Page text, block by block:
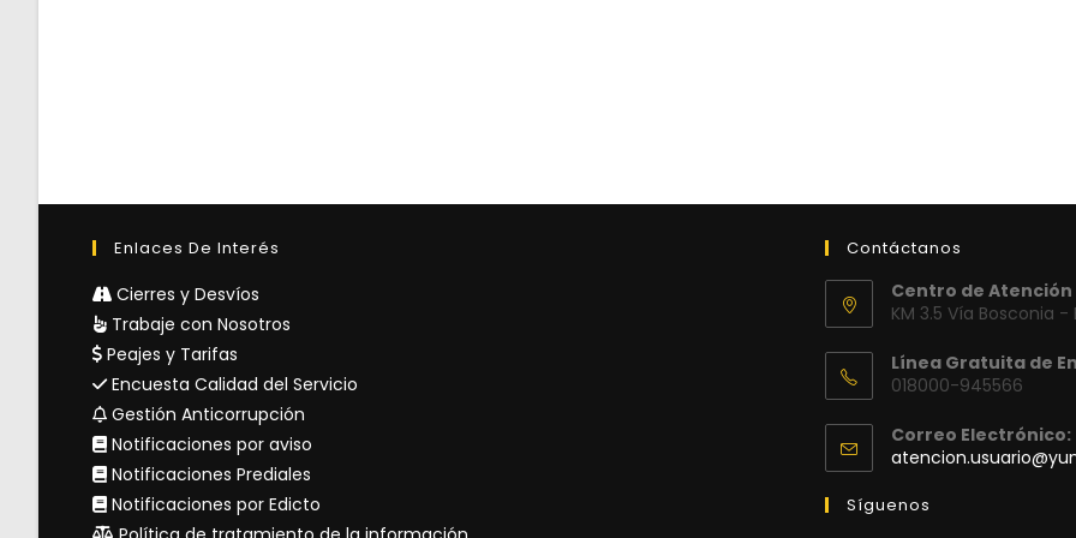
Enlaces De Interés
Cierres y Desvíos
Trabaje con Nosotros
Peajes y Tarifas
Encuesta Calidad del Servicio
Gestión Anticorrupción
Notificaciones por aviso
Notificaciones Prediales
Notificaciones por Edicto
Contáctanos
Centro de Atención
KM 3.5 Vía Bosconia -
Línea Gratuita de
018000-945566
Correo Electrónico:
Síguenos